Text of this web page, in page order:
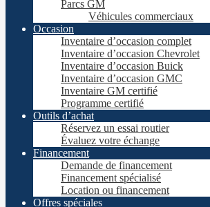
Parcs GM
Véhicules commerciaux
Occasion
Inventaire d’occasion complet
Inventaire d’occasion Chevrolet
Inventaire d’occasion Buick
Inventaire d’occasion GMC
Inventaire GM certifié
Programme certifié
Outils d’achat
Réservez un essai routier
Évaluez votre échange
Financement
Demande de financement
Financement spécialisé
Location ou financement
Offres spéciales